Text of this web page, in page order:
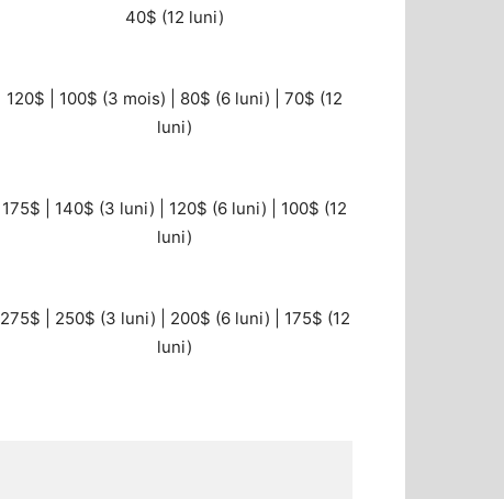
40$ (12 luni)
120$ | 100$ (3 mois) | 80$ (6 luni) | 70$ (12
luni)
175$ | 140$ (3 luni) | 120$ (6 luni) | 100$ (12
luni)
275$ | 250$ (3 luni) | 200$ (6 luni) | 175$ (12
luni)